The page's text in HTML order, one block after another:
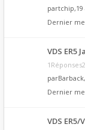
partchip,19
Dernier
VDS ER5
parBarback
Dernier
VDS ER5/